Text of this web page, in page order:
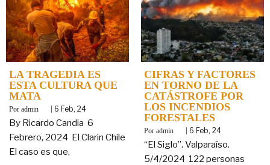
LA TRAGEDIA ES
ESTA CULTURA QUE
MATA
By admin 6 Feb, 24
By Ricardo Candia 6
Febrero, 2024 El Clarin Chile
El caso es que,
CIFRAS Y FACTORES
EN TORNO DE LA
CATÁSTROFE POR
LOS INCENDIOS
FORESTALES
By admin 6 Feb, 24
“El Siglo”. Valparaíso.
5/4/2024 122 personas